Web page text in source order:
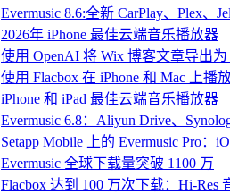
Evermusic 8.6:全新 CarPlay、Plex、
2026年 iPhone 最佳云端音乐播放器
使用 OpenAI 将 Wix 博客文章导出为
使用 Flacbox 在 iPhone 和 Mac 上播
iPhone 和 iPad 最佳云端音乐播放器
Evermusic 6.8：Aliyun Drive、
Setapp Mobile 上的 Evermusic Pro：
Evermusic 全球下载量突破 1100 万
Flacbox 达到 100 万次下载：Hi-Res